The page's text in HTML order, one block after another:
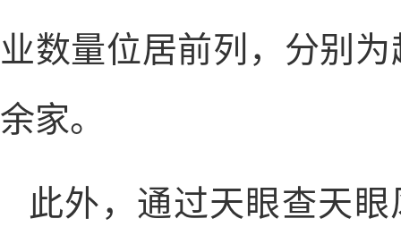
业数量位居前列，分别
余家。
此外，通过天眼查天